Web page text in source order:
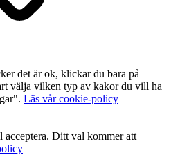
det är ok, klickar du bara på
välja vilken typ av kakor du vill ha
Läs vår cookie-policy
Ditt val kommer att